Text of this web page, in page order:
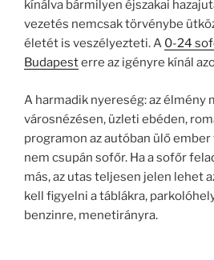
kínálva bármilyen éjszakai
vezetés nemcsak törvénybe
életét is veszélyezteti. A 0-24
Budapesterre az igényre kínál
A harmadik nyereség: az élmény
városnézésen, üzleti ebéden,
programon az autóban ülő
nem csupán sofőr. Ha a sofőr
más, az utas teljesen jelen lehet
kell figyelni a táblákra,
benzinre, menetirányra.